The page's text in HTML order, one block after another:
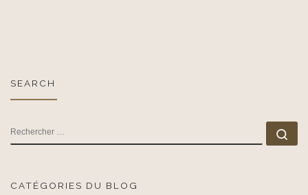
SEARCH
RECHERCHER
CATÉGORIES DU BLOG